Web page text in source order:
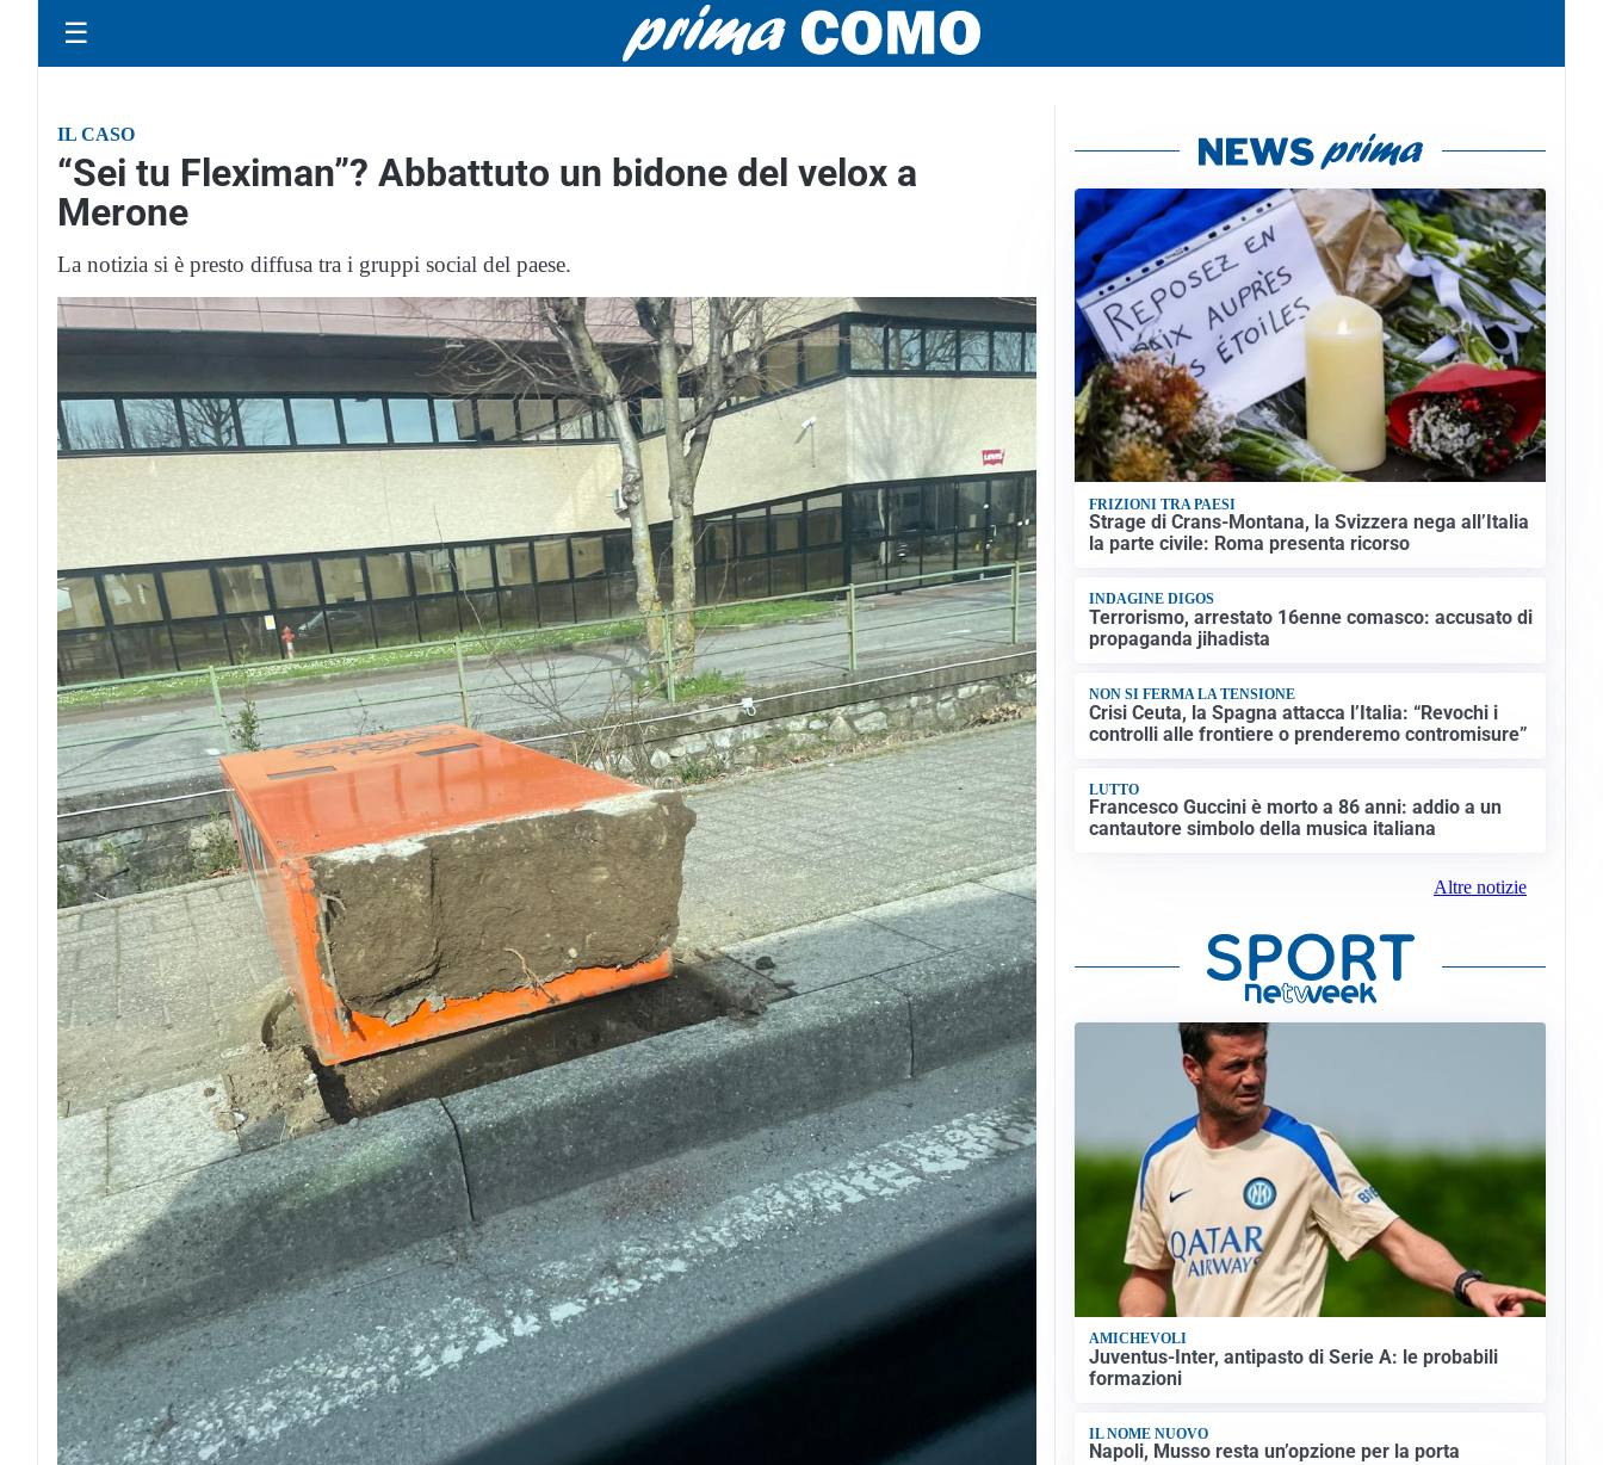
☰
IL CASO
“Sei tu Fleximan”? Abbattuto un bidone del velox a
Merone
La notizia si è presto diffusa tra i gruppi social del paese.
FRIZIONI TRA PAESI
Strage di Crans-Montana, la Svizzera nega all’Italia
la parte civile: Roma presenta ricorso
INDAGINE DIGOS
Terrorismo, arrestato 16enne comasco: accusato di
propaganda jihadista
NON SI FERMA LA TENSIONE
Crisi Ceuta, la Spagna attacca l’Italia: “Revochi i
controlli alle frontiere o prenderemo contromisure”
LUTTO
Francesco Guccini è morto a 86 anni: addio a un
cantautore simbolo della musica italiana
Altre notizie
AMICHEVOLI
Juventus-Inter, antipasto di Serie A: le probabili
formazioni
IL NOME NUOVO
Napoli, Musso resta un’opzione per la porta